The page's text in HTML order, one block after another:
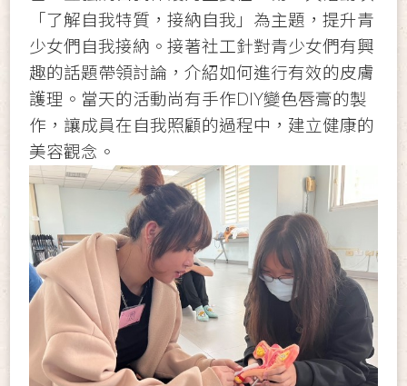
「了解自我特質，接納自我」為主題，提升青
少女們自我接納。接著社工針對青少女們有興
趣的話題帶領討論，介紹如何進行有效的皮膚
護理。當天的活動尚有手作DIY變色唇膏的製
作，讓成員在自我照顧的過程中，建立健康的
美容觀念。